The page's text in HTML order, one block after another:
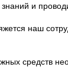
и
наш
средств